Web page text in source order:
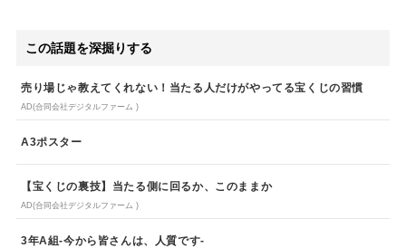
この話題を深掘りする
売り場じゃ教えてくれない！当たる人だけがやってる宝くじの習慣
AD(合同会社デジタルファーム )
A3ポスター
【宝くじの裏技】当たる側に回るか、このままか
AD(合同会社デジタルファーム )
3年A組-今から皆さんは、人質です-